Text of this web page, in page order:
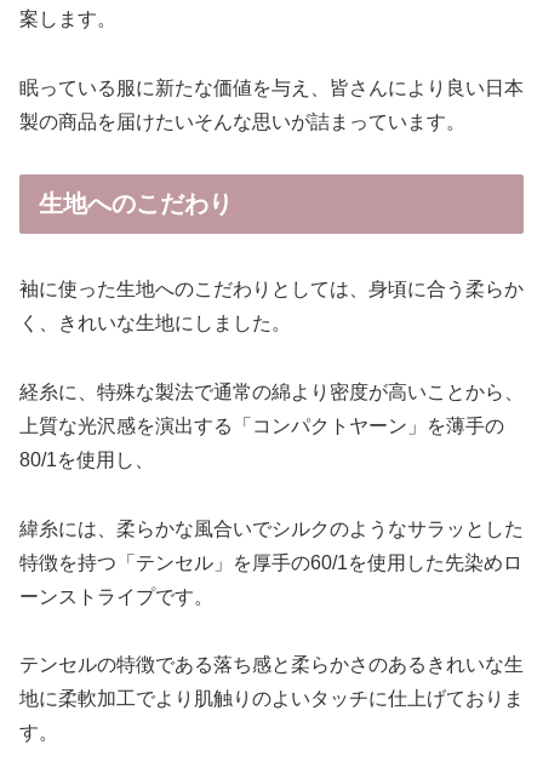
案します。
眠っている服に新たな価値を与え、皆さんにより良い日本
製の商品を届けたいそんな思いが詰まっています。
生地へのこだわり
袖に使った生地へのこだわりとしては、身頃に合う柔らか
く、きれいな生地にしました。
経糸に、特殊な製法で通常の綿より密度が高いことから、
上質な光沢感を演出する「コンパクトヤーン」を薄手の
80/1を使用し、
緯糸には、柔らかな風合いでシルクのようなサラッとした
特徴を持つ「テンセル」を厚手の60/1を使用した先染めロ
ーンストライプです。
テンセルの特徴である落ち感と柔らかさのあるきれいな生
地に柔軟加工でより肌触りのよいタッチに仕上げておりま
す。